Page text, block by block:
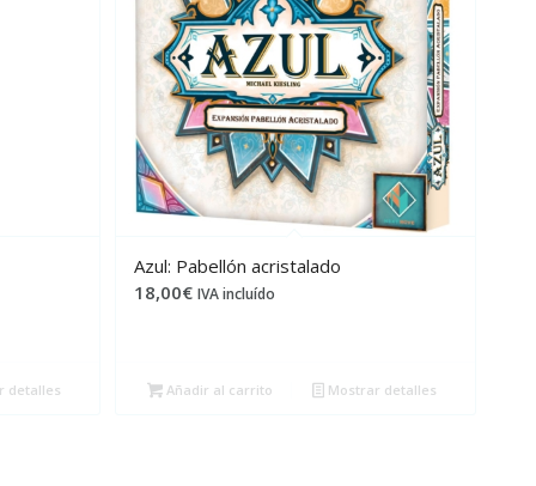
detalles
Azul: Pabellón acristalado
18,00€ IVA incluído
Añadir al carrito Mostrar detalles